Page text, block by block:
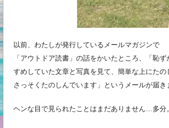
以前、わたしが発行しているメールマガジンで
「アウトドア読書」の話をかいたところ、「恥
すめしていた文章と写真を見て、簡単な上にた
さっそくたのしんでいます」というメールが届
ヘンな目で見られたことはまだありません…多分。